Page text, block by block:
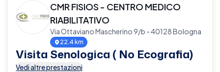
CMR FISIOS - CENTRO MEDICO
RIABILITATIVO
Via Ottaviano Mascherino 9/b - 40128 Bologna
22.4 km
Visita Senologica ( No Ecografia)
Vedi altre prestazioni